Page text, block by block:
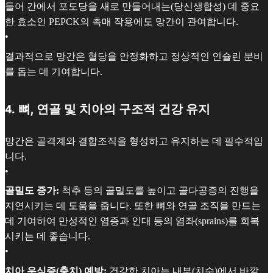
들어 간에서 포도당을 새로 만들어내는(당신생합성) 데 중요
한 효소인 PEPCK의 촉매 작용에도 망간이 관여합니다.
•
결과적으로 망간은 혈당을 안정화하고 정상적인 인슐린 분비
를 돕는 데 기여합니다.
4. 뼈, 연골 및 치아의 구조적 건강 유지
망간은 골격계와 결합조직을 형성하고 유지하는 데 필수적입
니다.
•
골밀도 증가: 척추 등의 골밀도를 높이고 골다공증의 진행을
지연시키는 데 도움을 줍니다. 또한 뼈와 연골 조직을 만드는
데 기여하여 만성적인 염증과 인대 등의 염좌(sprains)를 회복
시키는 데 좋습니다.
•
치아 우식증(충치) 예방: 건강한 치아는 내부(치수)에서 바깥